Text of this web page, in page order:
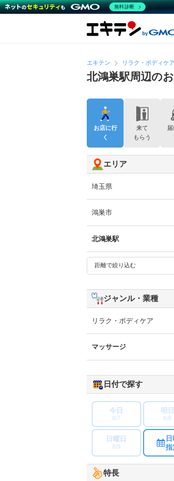
エキテン リラク・ボディケア
北鴻巣駅周辺の
お店に行
く
来て
もらう
エリア
埼玉県
鴻巣市
北鴻巣駅
ジャンル・業種
リラク・ボディケア
マッサージ
日付で探す
今日
8/7
明日
8/8
日曜日
8/9
指
特長
無料診断